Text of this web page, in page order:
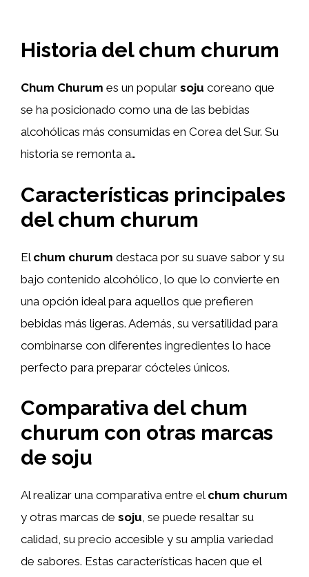
Historia del chum churum
Chum Churum es un popular soju coreano que
se ha posicionado como una de las bebidas
alcohólicas más consumidas en Corea del Sur. Su
historia se remonta a…
Características principales
del chum churum
El chum churum destaca por su suave sabor y su
bajo contenido alcohólico, lo que lo convierte en
una opción ideal para aquellos que prefieren
bebidas más ligeras. Además, su versatilidad para
combinarse con diferentes ingredientes lo hace
perfecto para preparar cócteles únicos.
Comparativa del chum
churum con otras marcas
de soju
Al realizar una comparativa entre el chum churum
y otras marcas de soju, se puede resaltar su
calidad, su precio accesible y su amplia variedad
de sabores. Estas características hacen que el